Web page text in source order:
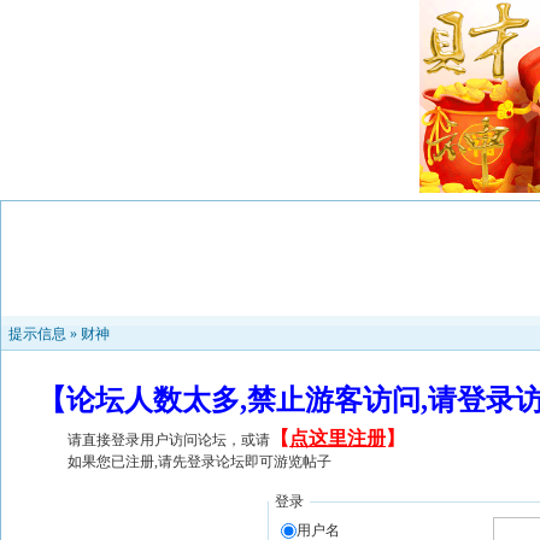
提示信息 » 财神
【论坛人数太多,禁止游客访问,请登
请直接登录用户访问论坛，或请 【 点这里注册】
如果您已注册,请先登录论坛即可游览帖子
登录
用户名